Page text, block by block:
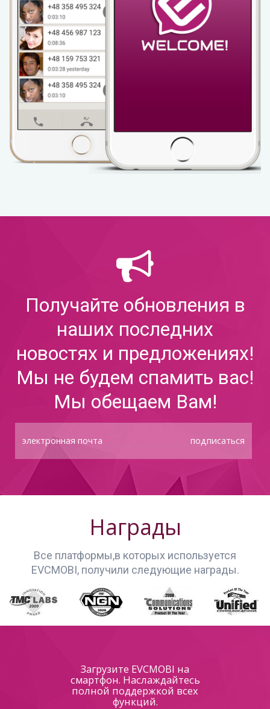
Получайте обновления в
наших последних
новостях и предложениях!
Мы не будем спамить вас!
Мы обещаем Вам!
подписаться
Награды
Все платформы,в которых используется
EVCMOBI, получили следующие награды.
Загрузите EVCMOBI на
смартфон. Наслаждайтесь
полной поддержкой всех
функций.